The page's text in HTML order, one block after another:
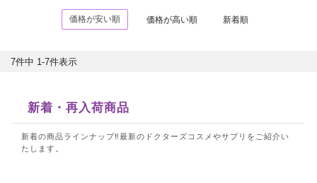
価格が安い順 価格が高い順 新着順
7件中 1-7件表示
新着・再入荷商品
新着の商品ラインナップ‼最新のドクターズコスメやサプリをご紹介い
たします。